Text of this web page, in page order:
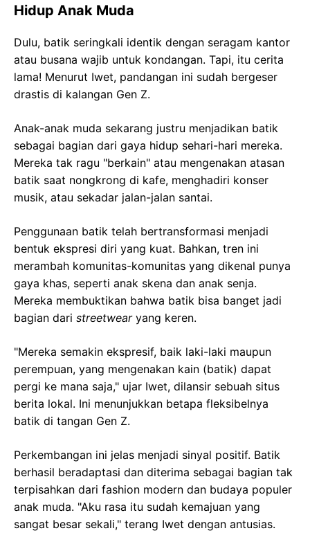
Hidup Anak Muda
Dulu, batik seringkali identik dengan seragam kantor
atau busana wajib untuk kondangan. Tapi, itu cerita
lama! Menurut Iwet, pandangan ini sudah bergeser
drastis di kalangan Gen Z.
Anak-anak muda sekarang justru menjadikan batik
sebagai bagian dari gaya hidup sehari-hari mereka.
Mereka tak ragu "berkain" atau mengenakan atasan
batik saat nongkrong di kafe, menghadiri konser
musik, atau sekadar jalan-jalan santai.
Penggunaan batik telah bertransformasi menjadi
bentuk ekspresi diri yang kuat. Bahkan, tren ini
merambah komunitas-komunitas yang dikenal punya
gaya khas, seperti anak skena dan anak senja.
Mereka membuktikan bahwa batik bisa banget jadi
bagian dari streetwearyang keren.
"Mereka semakin ekspresif, baik laki-laki maupun
perempuan, yang mengenakan kain (batik) dapat
pergi ke mana saja," ujar Iwet, dilansir sebuah situs
berita lokal. Ini menunjukkan betapa fleksibelnya
batik di tangan Gen Z.
Perkembangan ini jelas menjadi sinyal positif. Batik
berhasil beradaptasi dan diterima sebagai bagian tak
terpisahkan dari fashion modern dan budaya populer
anak muda. "Aku rasa itu sudah kemajuan yang
sangat besar sekali," terang Iwet dengan antusias.